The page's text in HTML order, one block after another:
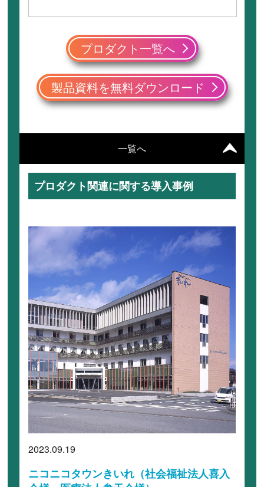
一覧へ
プロダクト一覧へ
製品資料を無料ダウンロード
プロダクト関連に関する導入事例
2023.09.19
ニコニコタウンきいれ（社会福祉法人喜入